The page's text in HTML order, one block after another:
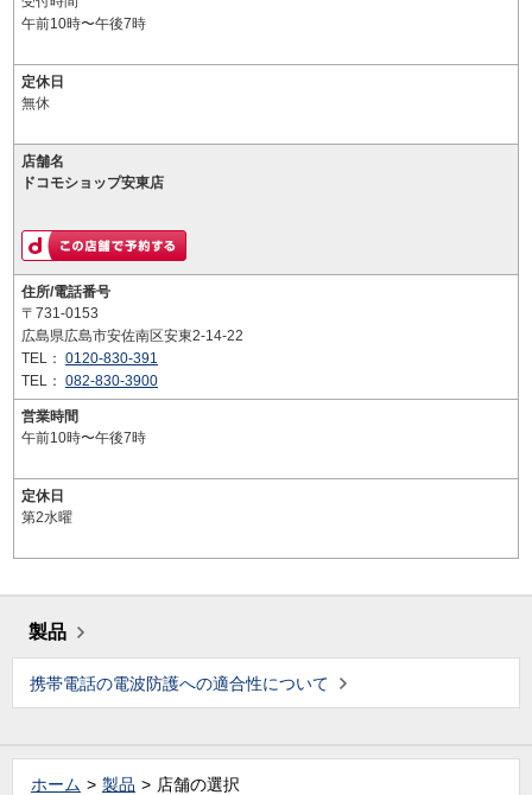
午前10時〜午後7時
定休日
無休
店舗名
ドコモショップ安東店
住所/電話番号
〒731-0153
広島県広島市安佐南区安東2-14-22
TEL： 0120-830-391
TEL： 082-830-3900
営業時間
午前10時〜午後7時
定休日
第2水曜
製品
携帯電話の電波防護への適合性について
ホーム 製品 店舗の選択